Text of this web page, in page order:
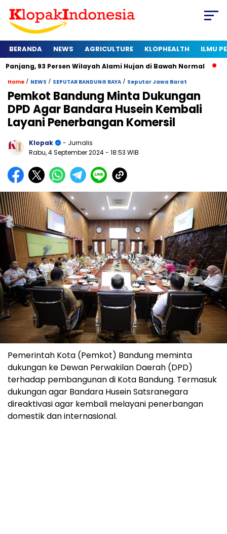
BERANDA NEWS AGRICULTURE KLOPHEALTH ILMU
Persen Wilayah Alami Hujan di Bawah Normal Kapan
Home / NEWS / SEPUTAR BANDUNG RAYA / Seputar Jawa Barat
Pemkot Bandung Minta Dukungan
DPD Agar Bandara Husein Kembali
Layani Penerbangan Komersil
Klopak
- Jurnalis
Rabu, 4 September 2024- 18:53 WIB
Pemerintah Kota (Pemkot) Bandung meminta
dukungan ke Dewan Perwakilan Daerah (DPD)
terhadap pembangunan di Kota Bandung. Termasuk
dukungan agar Bandara Husein Satsranegara
direaktivasi agar kembali melayani penerbangan
domestik dan internasional.